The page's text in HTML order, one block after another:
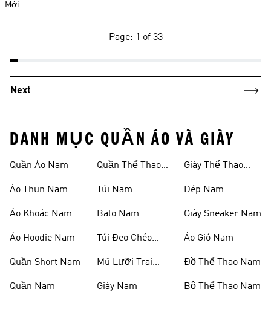
Mới
Page: 1 of 33
Next
DANH MỤC QUẦN ÁO VÀ GIÀY
Quần Áo Nam
Áo Thun Nam
Áo Khoác Nam
Áo Hoodie Nam
Quần Short Nam
Quần Nam
Quần Thể Thao
Túi Nam
Balo Nam
Túi Đeo Chéo
Mũ Lưỡi Trai
Giày Nam
Giày Thể Thao
Dép Nam
Giày Sneaker Nam
Áo Gió Nam
Đồ Thể Thao Nam
Bộ Thể Thao Nam